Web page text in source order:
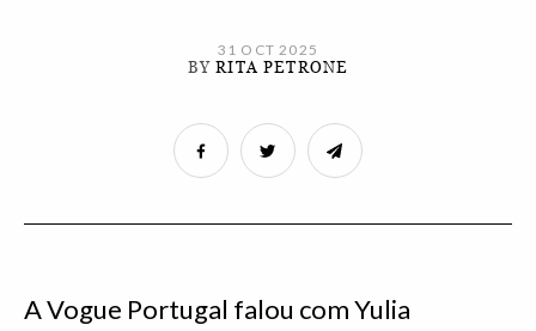
31 OCT 2025
BYRITA PETRONE
A Vogue Portugal falou com Yulia